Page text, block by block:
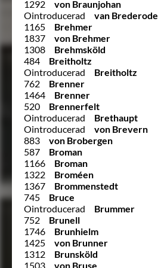
1292
von Braunjohan
Ointroducerad
van Brederode
1165
Brehmer
1837
von Brehmer
1308
Brehmsköld
484
Breitholtz
Ointroducerad
Breitholtz
762
Brenner
1464
Brenner
520
Brennerfelt
Ointroducerad
Brethaupt
Ointroducerad
von Brevern
883
von Brobergen
587
Broman
1166
Broman
1322
Broméen
1367
Brommenstedt
745
Bruce
Ointroducerad
Brummer
752
Brunell
1746
Brunhielm
1425
von Brunner
1312
Brunsköld
1503
von Bruse